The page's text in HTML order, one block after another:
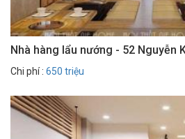
Nhà hàng lẩu nướng - 52 Nguyễn
Chi phí : 650 triệu